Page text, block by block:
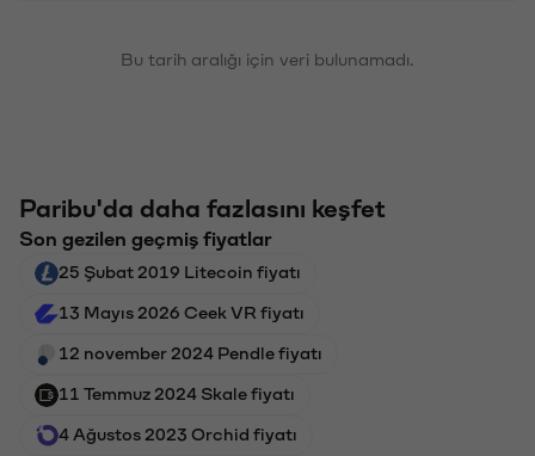
Bu tarih aralığı için veri bulunamadı.
Paribu'da daha fazlasını keşfet
Son gezilen geçmiş fiyatlar
25 Şubat 2019 Litecoin fiyatı
13 Mayıs 2026 Ceek VR fiyatı
12 november 2024 Pendle fiyatı
11 Temmuz 2024 Skale fiyatı
4 Ağustos 2023 Orchid fiyatı